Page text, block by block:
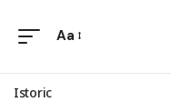
Aa
Istoric